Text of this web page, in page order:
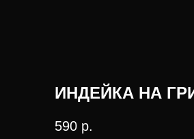
ИНДЕЙКА НА
590 р.